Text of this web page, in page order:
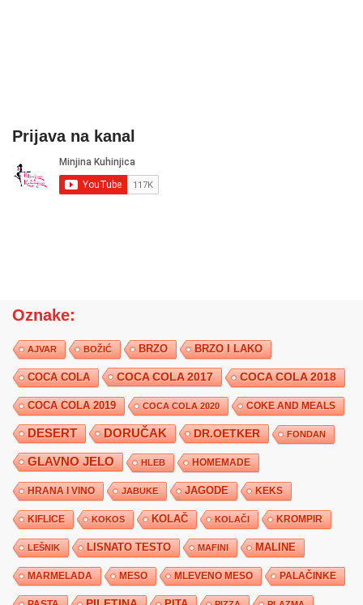
Prijava na kanal
Oznake:
AJVAR BOŽIĆ BRZO BRZO I LAKO
COCA COLA COCA COLA 2017 COCA COLA 2018
COCA COLA 2019 COCA COLA 2020 COKE AND MEALS
DESERT DORUČAK DR.OETKER FONDAN
GLAVNO JELO HLEB HOMEMADE
HRANA I VINO JABUKE JAGODE KEKS
KIFLICE KOKOS KOLAČ KOLAČI KROMPIR
LEŠNIK LISNATO TESTO MAFINI MALINE
MARMELADA MESO MLEVENO MESO PALAČINKE